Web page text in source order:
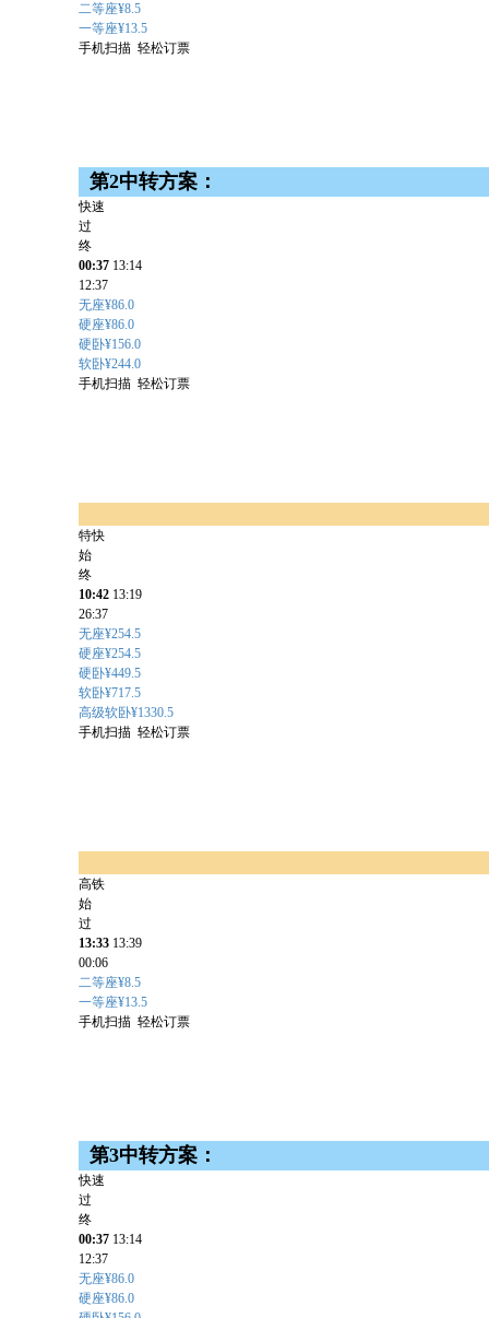
二等座¥8.5
一等座¥13.5
手机扫描 轻松订票
第2中转方案：
快速
过
终
00:37 13:14
12:37
无座¥86.0
硬座¥86.0
硬卧¥156.0
软卧¥244.0
手机扫描 轻松订票
特快
始
终
10:42 13:19
26:37
无座¥254.5
硬座¥254.5
硬卧¥449.5
软卧¥717.5
高级软卧¥1330.5
手机扫描 轻松订票
高铁
始
过
13:33 13:39
00:06
二等座¥8.5
一等座¥13.5
手机扫描 轻松订票
第3中转方案：
快速
过
终
00:37 13:14
12:37
无座¥86.0
硬座¥86.0